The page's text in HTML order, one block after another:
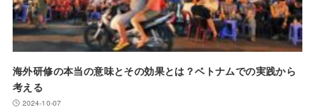
海外研修の本当の意味とその効果とは？ベトナムでの実践から
考える
2024-10-07